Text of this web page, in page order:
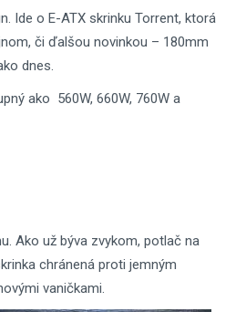
Ide o E-ATX skrinku Torrent, ktorá
či ďalšou novinkou – 180mm
dnes.
ako 560W, 660W, 760W a
Ako už býva zvykom, potlač na
chránená proti jemným
vaničkami.